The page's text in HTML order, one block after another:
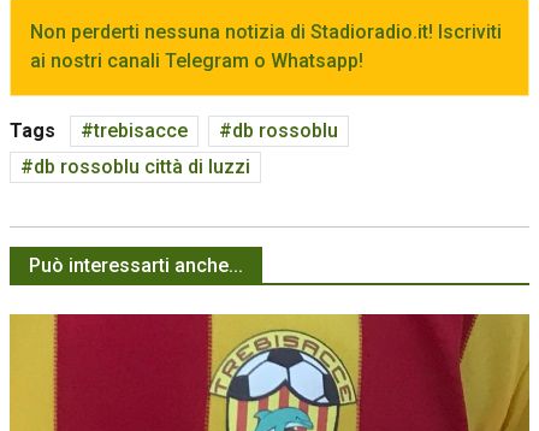
Non perderti nessuna notizia di Stadioradio.it! Iscriviti
ai nostri canali Telegram o Whatsapp!
Tags trebisacce
db rossoblu
db rossoblu città di luzzi
Può interessarti anche...